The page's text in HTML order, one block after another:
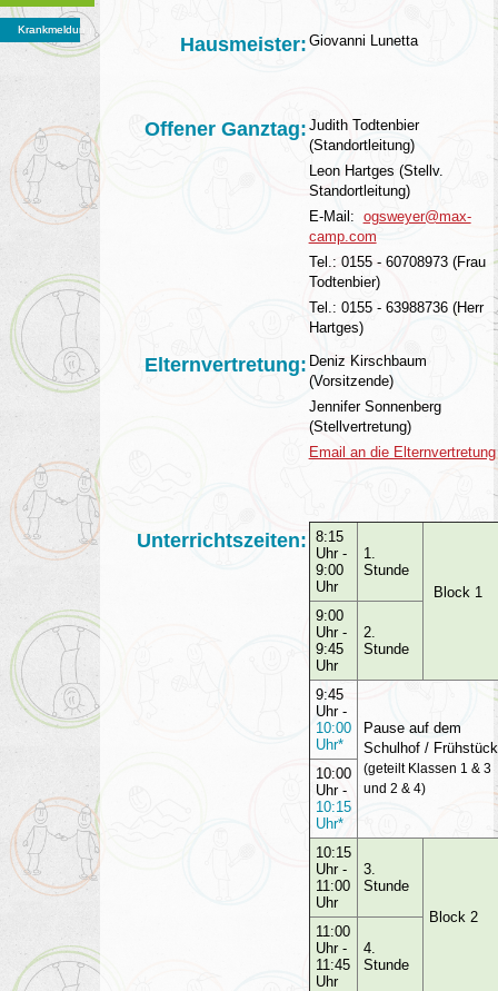
Krankmeldung
Hausmeister: Giovanni Lunetta
Offener Ganztag: Judith Todtenbier
(Standortleitung)
Leon Hartges (Stellv.
Standortleitung)
E-Mail: ogsweyer@max-
camp.com
Tel.: 0155 - 60708973 (Frau
Todtenbier)
Tel.: 0155 - 63988736 (Herr
Hartges)
Elternvertretung: Deniz Kirschbaum
(Vorsitzende)
Jennifer Sonnenberg
(Stellvertretung)
Email an die Elternvertretung
Unterrichtszeiten: 8:15
Uhr -
9:00
Uhr
1.
Stunde
Block 1
9:00
Uhr -
9:45
Uhr
2.
Stunde
9:45
Uhr -
10:00
Uhr*
Pause auf dem
Schulhof / Frühstück
(geteilt Klassen 1 & 3
und 2 & 4)
10:00
Uhr -
10:15
Uhr*
10:15
Uhr -
11:00
Uhr
3.
Stunde
Block 2
11:00
Uhr -
11:45
Uhr
4.
Stunde